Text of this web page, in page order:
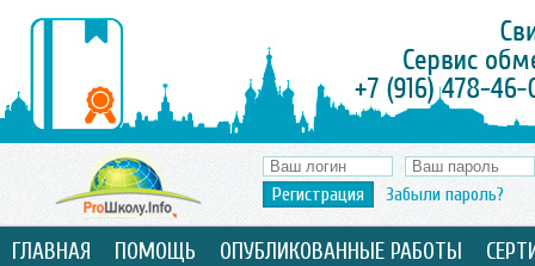
Регистрация Забыли пароль?
ГЛАВНАЯ ПОМОЩЬ ОПУБЛИКОВАННЫЕ РАБОТЫ